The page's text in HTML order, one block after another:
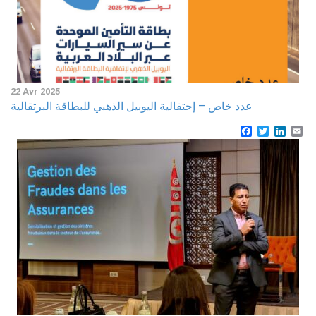
22 Avr 2025
عدد خاص – إحتفالية اليوبيل الذهبي للبطاقة البرتقالية
Facebook
Twitter